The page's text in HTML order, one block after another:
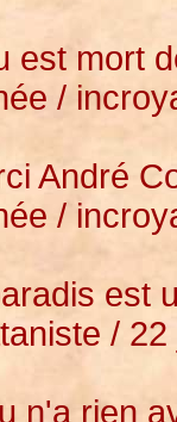
est mort
/
André
/
est
/
n'a rien